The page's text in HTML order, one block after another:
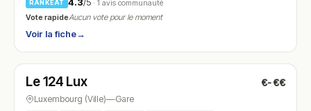
RANKEAT
· 1 avis communauté
Vote rapideAucun vote pour le moment
Voir la fiche→
N° 8
Le 124 Lux €-€€
Luxembourg (Ville)—Gare